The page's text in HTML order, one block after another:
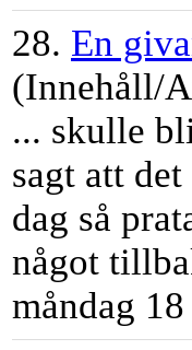
28. En
(Innehåll/
... skulle
sagt att
dag så
något
måndag